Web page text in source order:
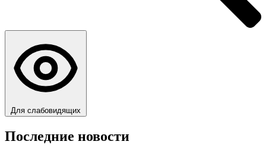
Для слабовидящих
Последние новости